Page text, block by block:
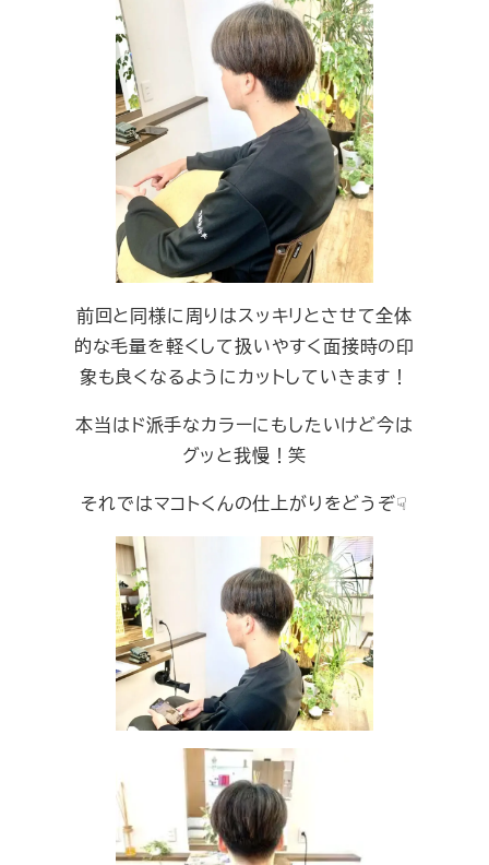
前回と同様に周りはスッキリとさせて全体
的な毛量を軽くして扱いやすく面接時の印
象も良くなるようにカットしていきます！
本当はド派手なカラーにもしたいけど今は
グッと我慢！笑
それではマコトくんの仕上がりをどうぞ☟